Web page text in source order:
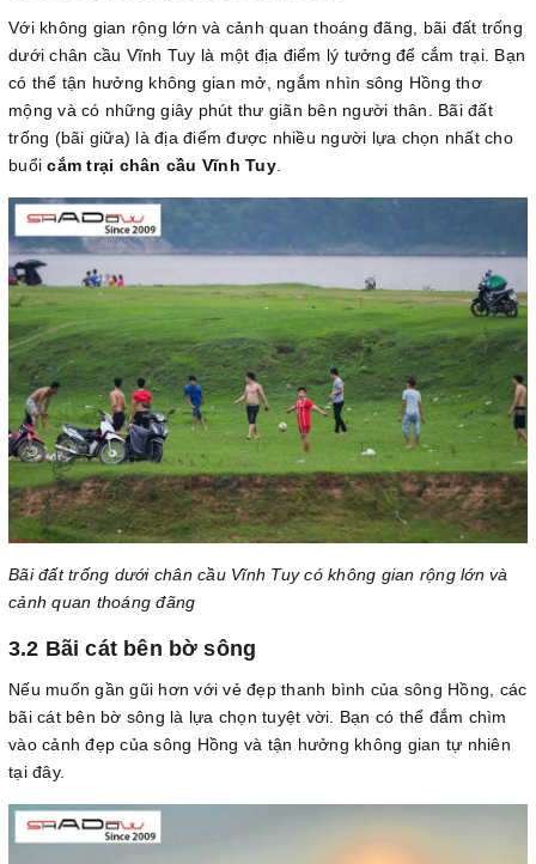
Với không gian rộng lớn và cảnh quan thoáng đãng, bãi đất trống
dưới chân cầu Vĩnh Tuy là một địa điểm lý tưởng để cắm trại. Bạn
có thể tận hưởng không gian mở, ngắm nhìn sông Hồng thơ
mộng và có những giây phút thư giãn bên người thân. Bãi đất
trống (bãi giữa) là địa điểm được nhiều người lựa chọn nhất cho
buổicắm trại chân cầu Vĩnh Tuy.
Bãi đất trống dưới chân cầu Vĩnh Tuy có không gian rộng lớn và
cảnh quan thoáng đãng
3.2 Bãi cát bên bờ sông
Nếu muốn gần gũi hơn với vẻ đẹp thanh bình của sông Hồng, các
bãi cát bên bờ sông là lựa chọn tuyệt vời. Bạn có thể đắm chìm
vào cảnh đẹp của sông Hồng và tận hưởng không gian tự nhiên
tại đây.